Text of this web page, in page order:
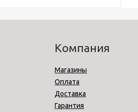
Компания
Магазины
Оплата
Доставка
Гарантия